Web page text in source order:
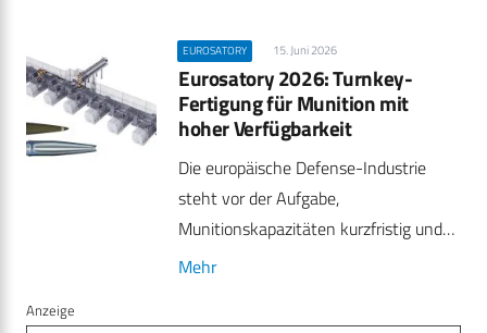
EUROSATORY 15. Juni 2026
Eurosatory 2026: Turnkey-
Fertigung für Munition mit
hoher Verfügbarkeit
Die europäische Defense-Industrie
steht vor der Aufgabe,
Munitionskapazitäten kurzfristig und…
Mehr
Anzeige